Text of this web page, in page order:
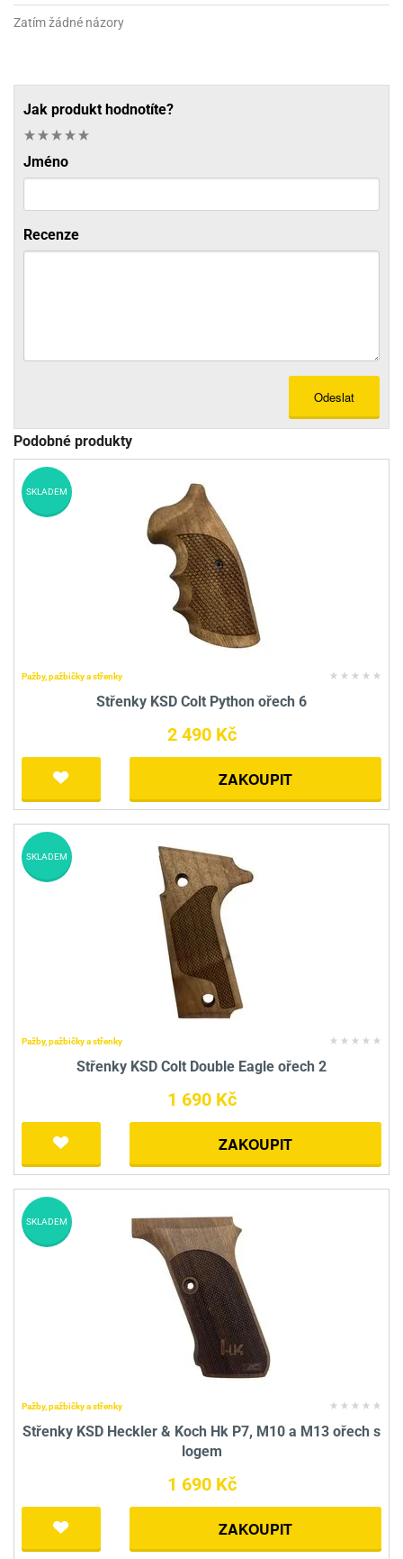
Zatím žádné názory
Jak produkt hodnotíte?
Jméno
Recenze
Odeslat
Podobné produkty
Pažby, pažbičky a střenky
Střenky KSD Colt Python ořech 6
2 490 Kč
ZAKOUPIT
SKLADEM
Pažby, pažbičky a střenky
Střenky KSD Colt Double Eagle ořech 2
1 690 Kč
ZAKOUPIT
SKLADEM
Pažby, pažbičky a střenky
Střenky KSD Heckler & Koch Hk P7, M10 a M13 ořech s
logem
1 690 Kč
ZAKOUPIT
SKLADEM